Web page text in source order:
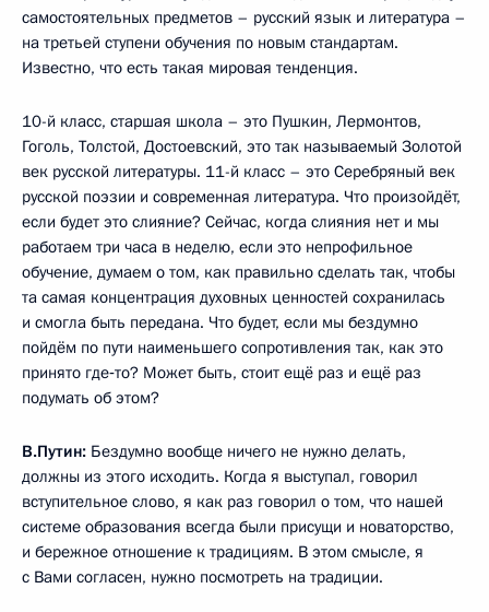
самостоятельных предметов – русский язык и литература –
на третьей ступени обучения по новым стандартам.
Известно, что есть такая мировая тенденция.
10-й класс, старшая школа – это Пушкин, Лермонтов,
Гоголь, Толстой, Достоевский, это так называемый Золотой
век русской литературы. 11-й класс – это Серебряный век
русской поэзии и современная литература. Что произойдёт,
если будет это слияние? Сейчас, когда слияния нет и мы
работаем три часа в неделю, если это непрофильное
обучение, думаем о том, как правильно сделать так, чтобы
та самая концентрация духовных ценностей сохранилась
и смогла быть передана. Что будет, если мы бездумно
пойдём по пути наименьшего сопротивления так, как это
принято где‑то? Может быть, стоит ещё раз и ещё раз
подумать об этом?
В.Путин: Бездумно вообще ничего не нужно делать,
должны из этого исходить. Когда я выступал, говорил
вступительное слово, я как раз говорил о том, что нашей
системе образования всегда были присущи и новаторство,
и бережное отношение к традициям. В этом смысле, я
с Вами согласен, нужно посмотреть на традиции.